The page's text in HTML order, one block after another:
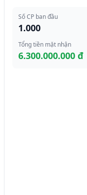
Số CP ban đầu
1.000
Tổng tiền mặt nhận
6.300.000.000 đ